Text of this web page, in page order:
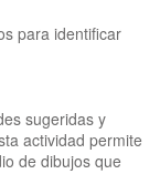
para identificar
sugeridas y
actividad permite
de dibujos que